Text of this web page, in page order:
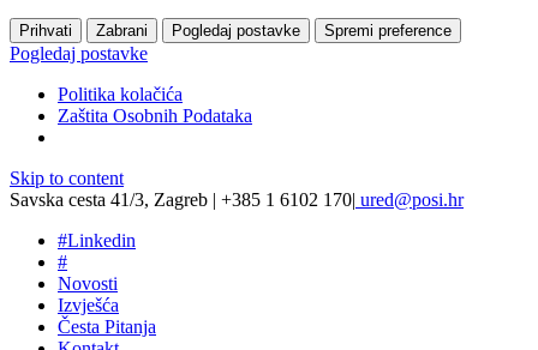
Prihvati Zabrani Pogledaj postavke Spremi preference
Pogledaj postavke
Politika kolačića
Zaštita Osobnih Podataka
Skip to content
Savska cesta 41/3, Zagreb | +385 1 6102 170| ured@posi.hr
#Linkedin
#
Novosti
Izvješća
Česta Pitanja